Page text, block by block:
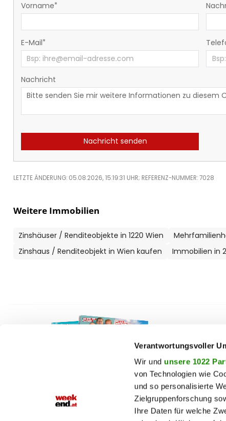
Verantwortungsvoller
Wir und unsere 1022
von Technologien wie
und so personalisierte
Zielgruppenforschung
Ihre Daten für welche
Vorname
E-Mail
Nachricht
Nachricht senden
LETZTE ÄNDERUNG: 05.08.2026, 15:19:31 UHR; REFERENZ-NUMMER: 7028
Weitere Immobilien
Zinshäuser / Renditeobjekte in 1220 Wien
Zinshaus / Renditeobjekt in Wien kaufen
Immobilien in
Jetzt E-Paper lesen!